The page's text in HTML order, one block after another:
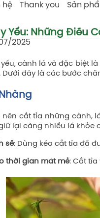
hệ Thank you Sản
Yếu: Những Điều
2025
cành lá và đặc biệt
Dưới đây là các bước
nên cắt tỉa những cành,
lại càng nhiều lá khỏe
sẽ: Dùng kéo cắt tỉa đã
thời gian mát mẻ: Cắt